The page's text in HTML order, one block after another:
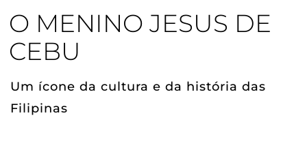
O MENINO JESUS DE
CEBU
Um ícone da cultura e da história das
Filipinas